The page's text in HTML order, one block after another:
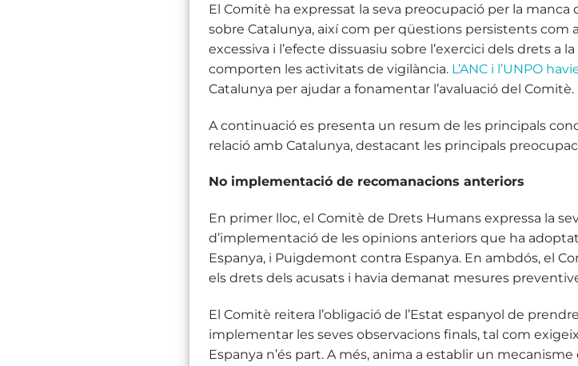
El Comitè ha expressat la seva preocupació per la
sobre Catalunya, així com per qüestions persistents com
excessiva i l’efecte dissuasiu sobre l’exercici dels drets a
comporten les activitats de vigilància. L’ANC i l’UNPO
Catalunya per ajudar a fonamentar l’avaluació del Comitè.
A continuació es presenta un resum de les principals
relació amb Catalunya, destacant les principals
No implementació de recomanacions anteriors
En primer lloc, el Comitè de Drets Humans expressa la
d’implementació de les opinions anteriors que ha
Espanya, i Puigdemont contra Espanya. En ambdós, el
els drets dels acusats i havia demanat mesures
El Comitè reitera l’obligació de l’Estat espanyol de
implementar les seves observacions finals, tal com
Espanya n’és part. A més, anima a establir un